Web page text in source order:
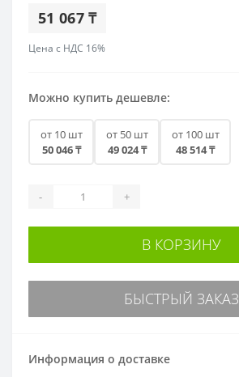
51 067 ₸
Цена с НДС 16%
Можно купить дешевле:
от 10 шт
50 046 ₸
от 50 шт
49 024 ₸
от 100 шт
48 514 ₸
- +
В КОРЗИНУ
БЫСТРЫЙ ЗАКАЗ
Информация о доставке